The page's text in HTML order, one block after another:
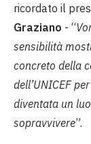
ricordato il
Graziano - “
sensibilità
concreto della
dell’UNICEF
diventata un
sopravvivere”.